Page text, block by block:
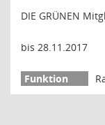
DIE GRÜNEN
bis 28.11.2017